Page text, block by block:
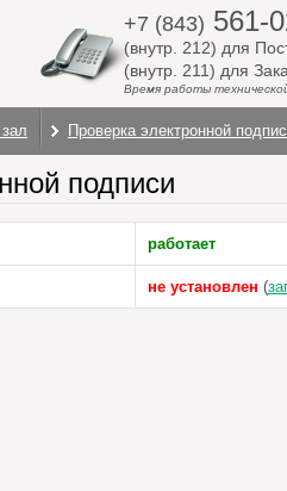
+7 (843) 561-
(внутр. 212) для
(внутр. 211) для
Время работы
Проверка электронной
подписи
работает
не установлен (